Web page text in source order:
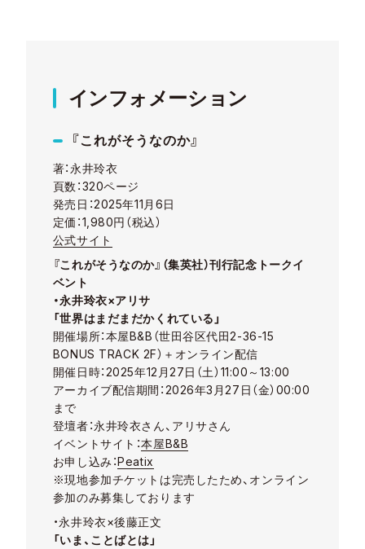
インフォメーション
『これがそうなのか』
著：永井玲衣
頁数：320ページ
発売日：2025年11月6日
定価：1,980円（税込）
公式サイト
『これがそうなのか』（集英社）刊行記念トークイ
ベント
・永井玲衣×アリサ
「世界はまだまだかくれている」
開催場所：本屋B&B（世田谷区代田2-36-15
BONUS TRACK 2F）＋オンライン配信
開催日時：2025年12月27日（土）11:00～13:00
アーカイブ配信期間：2026年3月27日（金）00:00
まで
登壇者：永井玲衣さん、アリサさん
イベントサイト：本屋B&B
お申し込み：Peatix
※現地参加チケットは完売したため、オンライン
参加のみ募集しております
・永井玲衣×後藤正文
「いま、ことばとは」